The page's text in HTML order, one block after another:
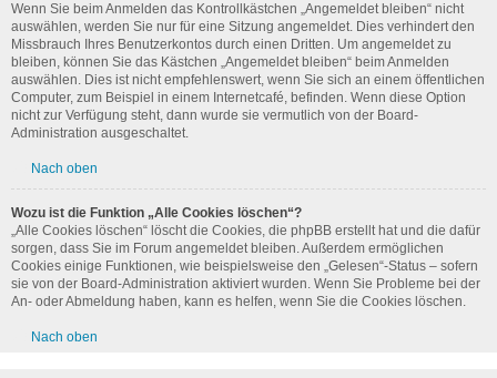
Wenn Sie beim Anmelden das Kontrollkästchen „Angemeldet bleiben“ nicht
auswählen, werden Sie nur für eine Sitzung angemeldet. Dies verhindert den
Missbrauch Ihres Benutzerkontos durch einen Dritten. Um angemeldet zu
bleiben, können Sie das Kästchen „Angemeldet bleiben“ beim Anmelden
auswählen. Dies ist nicht empfehlenswert, wenn Sie sich an einem öffentlichen
Computer, zum Beispiel in einem Internetcafé, befinden. Wenn diese Option
nicht zur Verfügung steht, dann wurde sie vermutlich von der Board-
Administration ausgeschaltet.
Nach oben
Wozu ist die Funktion „Alle Cookies löschen“?
„Alle Cookies löschen“ löscht die Cookies, die phpBB erstellt hat und die dafür
sorgen, dass Sie im Forum angemeldet bleiben. Außerdem ermöglichen
Cookies einige Funktionen, wie beispielsweise den „Gelesen“-Status – sofern
sie von der Board-Administration aktiviert wurden. Wenn Sie Probleme bei der
An- oder Abmeldung haben, kann es helfen, wenn Sie die Cookies löschen.
Nach oben